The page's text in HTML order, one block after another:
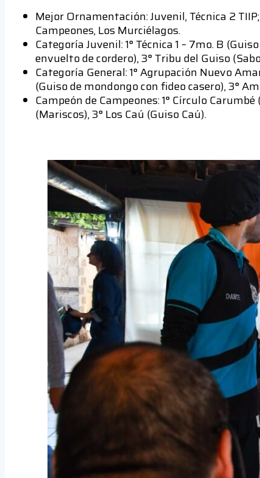
Mejor Ornamentación: Juvenil, Técnica 2
Campeones, Los Murciélagos.
Categoría Juvenil: 1° Técnica 1 – 7mo. B
envuelto de cordero), 3° Tribu del Guiso
Categoría General: 1° Agrupación Nuevo
(Guiso de mondongo con fideo casero), 3°
Campeón de Campeones: 1° Círculo
(Mariscos), 3° Los Caú (Guiso Caú).